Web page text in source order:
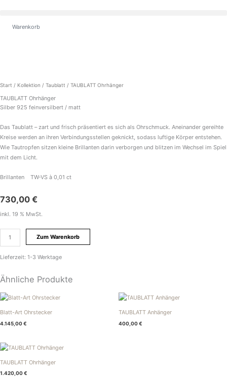
springenWarenkorb
Start / Kollektion / Taublatt / TAUBLATT Ohrhänger
TAUBLATT Ohrhänger
Silber 925 feinversilbert / matt
Das Taublatt – zart und frisch präsentiert es sich als Ohrschmuck. Aneinander gereihte
Kreise werden an ihren Verbindungsstellen geknickt, sodass luftige Körper entstehen.
Wie Tautropfen sitzen kleine Brillanten darin verborgen und blitzen im Wechsel im Spiel
mit dem Licht.
Brillanten TW-VS à 0,01 ct
730,00 €
inkl. 19 % MwSt.
Zum Warenkorb
Lieferzeit: 1-3 Werktage
Ähnliche Produkte
Blatt-Art Ohrstecker
4.145,00€
TAUBLATT Anhänger
400,00€
TAUBLATT Ohrhänger
1.420,00€